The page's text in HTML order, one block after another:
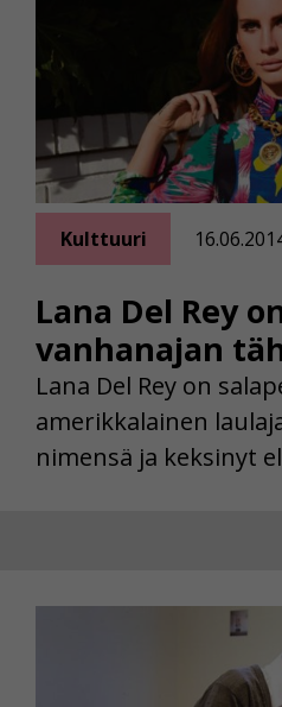
Lana Del Rey
vanhanajan
Kulttuuri
Lana Del Rey on
amerikkalainen
nimensä ja keksinyt